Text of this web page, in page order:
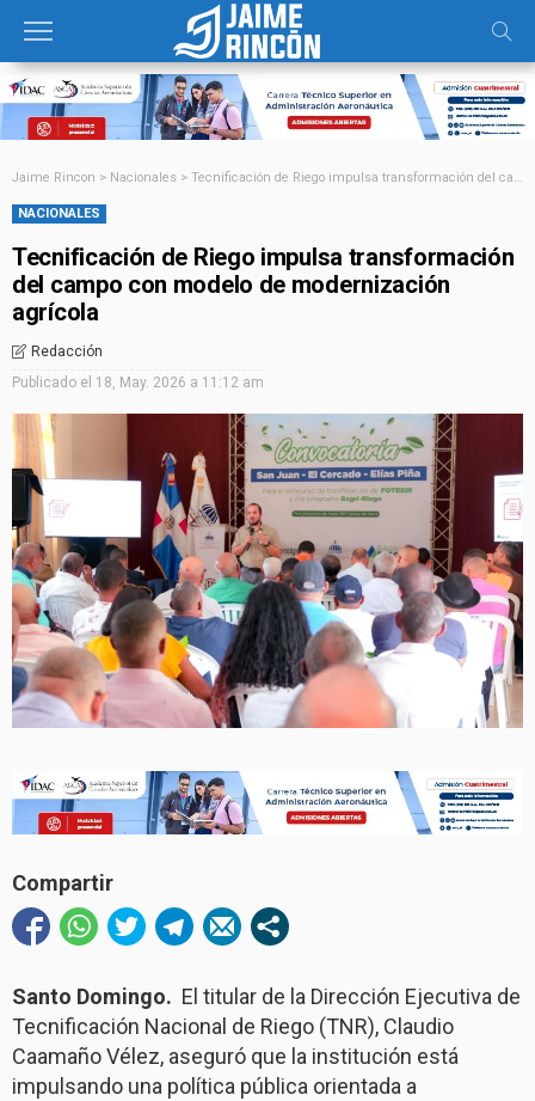
Jaime Rincon > Nacionales > Tecnificación de Riego impulsa transformación del campo con modelo de modernización agrícola
NACIONALES
Tecnificación de Riego impulsa transformación
del campo con modelo de modernización
agrícola
Redacción
Publicado el 18, May. 2026 a 11:12 am
Compartir
Santo Domingo. El titular de la Dirección Ejecutiva de
Tecnificación Nacional de Riego (TNR), Claudio
Caamaño Vélez, aseguró que la institución está
impulsando una política pública orientada a